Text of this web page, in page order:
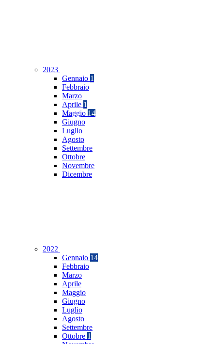
2023
Gennaio 1
Febbraio
Marzo
Aprile 1
Maggio 14
Giugno
Luglio
Agosto
Settembre
Ottobre
Novembre
Dicembre
2022
Gennaio 14
Febbraio
Marzo
Aprile
Maggio
Giugno
Luglio
Agosto
Settembre
Ottobre 1